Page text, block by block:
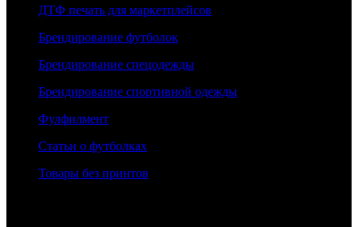
ДТФ печать для маркетплейсов
Брендирование футболок
Брендирование спецодежды
Брендирование спортивной одежды
Фулфилмент
Статьи о футболках
Товары без принтов